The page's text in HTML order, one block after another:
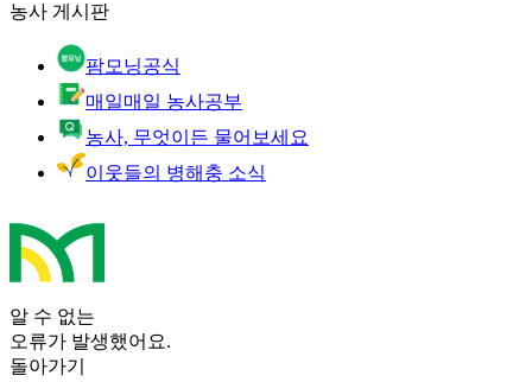
농사 게시판
팜모닝공식
매일매일 농사공부
농사, 무엇이든 물어보세요
이웃들의 병해충 소식
알 수 없는
오류가 발생했어요.
돌아가기